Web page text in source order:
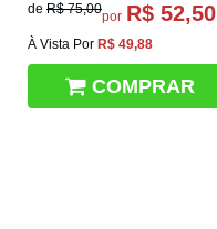
de R$ 75,00por R$ 52,50
À Vista Por R$ 49,88
COMPRAR